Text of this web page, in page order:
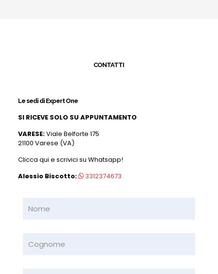
CONTATTI
Le sedi di Expert One
SI RICEVE SOLO SU APPUNTAMENTO
VARESE:Viale Belforte 175
21100 Varese (VA)
Clicca qui e scrivici su Whatsapp!
Alessio Biscotto:
3312374673